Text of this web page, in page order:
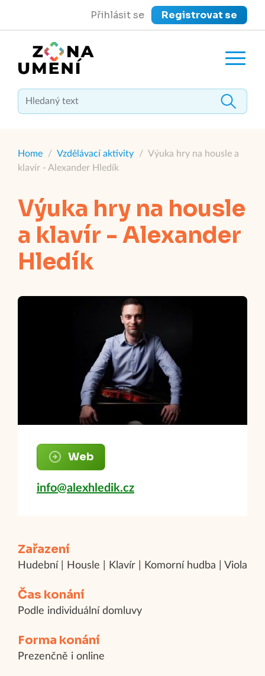
Přihlásit se Registrovat se
Zavřít menu
Home / Vzdělávací aktivity / Výuka hry na housle a
klavír - Alexander Hledík
Výuka hry na housle
a klavír - Alexander
Hledík
Web
info@alexhledik.cz
Zařazení
Hudební | Housle | Klavír | Komorní hudba | Viola
Čas konání
Podle individuální domluvy
Forma konání
Prezenčně i online